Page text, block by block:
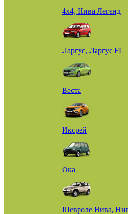
4х4, Нива Легенд
Ларгус, Ларгус FL
Веста
Иксрей
Ока
Шевроле Нива,